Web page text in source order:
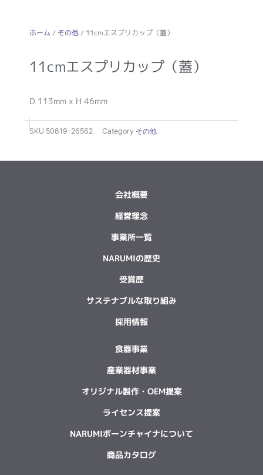
ホーム / その他/ 11cmエスプリカップ（蓋）
11cmエスプリカップ（蓋）
D 113mm x H 46mm
SKU 50819-26562 Category その他
会社概要
経営理念
事業所一覧
NARUMIの歴史
受賞歴
サステナブルな取り組み
採用情報
食器事業
産業器材事業
オリジナル製作・OEM提案
ライセンス提案
NARUMIボーンチャイナについて
商品カタログ